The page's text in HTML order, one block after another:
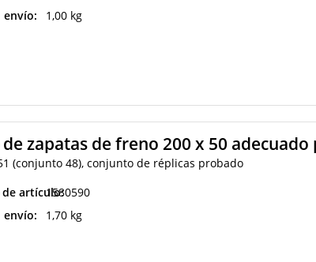
envío: 1,00 kg
de zapatas de freno 200 x 50 adecuado
(conjunto 48), conjunto de réplicas probado
artículo:1580590
envío:
1,70 kg